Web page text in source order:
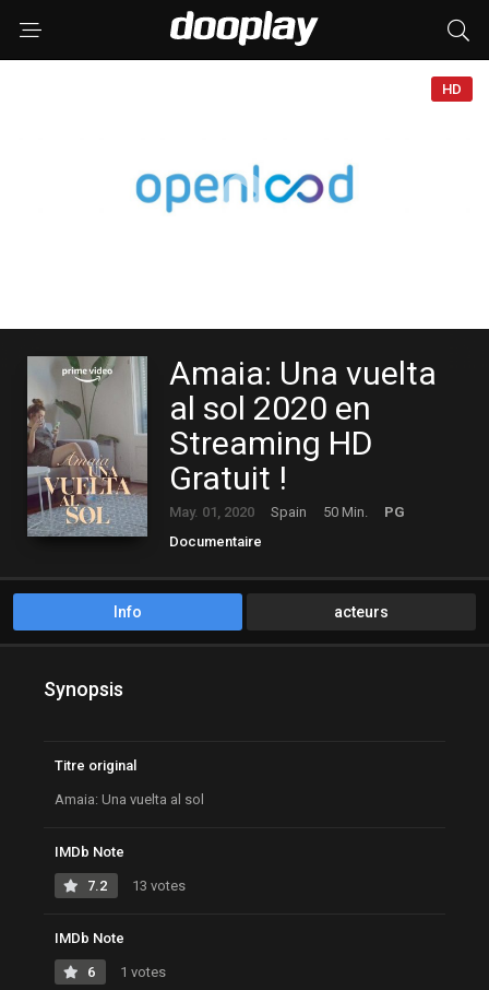
HD
Amaia: Una vuelta
al sol 2020 en
Streaming HD
Gratuit !
May. 01, 2020 Spain 50 Min.
PG
Documentaire
Info acteurs
Synopsis
Titre original
Amaia: Una vuelta al sol
IMDb Note
7.2 13 votes
IMDb Note
6 1 votes